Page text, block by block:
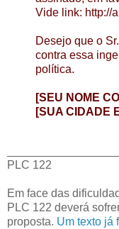
Vide link: http://
Desejo que o
contra essa
política.
[SEU NOME
[SUA CIDADE
PLC 122
Em face das
PLC 122 deverá
proposta. Um texto já